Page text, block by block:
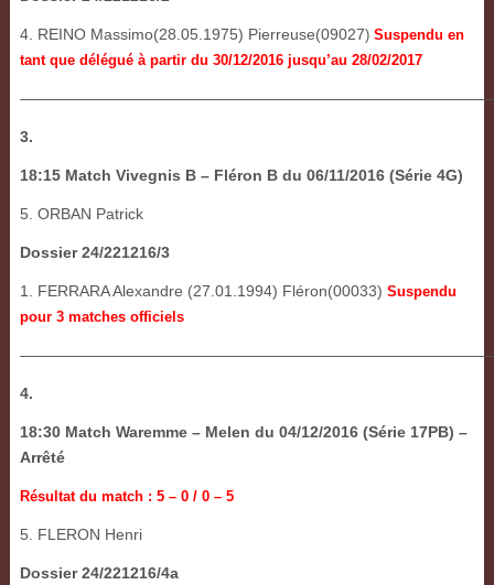
4. REINO Massimo(28.05.1975) Pierreuse(09027)Suspendu en
tant que délégué à partir du 30/12/2016 jusqu’au 28/02/2017
3.
18:15 Match Vivegnis B – Fléron B du 06/11/2016 (Série 4G)
5. ORBAN Patrick
Dossier 24/221216/3
1. FERRARA Alexandre (27.01.1994) Fléron(00033) Suspendu
pour 3 matches officiels
4.
18:30 Match Waremme – Melen du 04/12/2016 (Série 17PB) –
Arrêté
Résultat du match : 5 – 0 / 0 – 5
5. FLERON Henri
Dossier 24/221216/4a